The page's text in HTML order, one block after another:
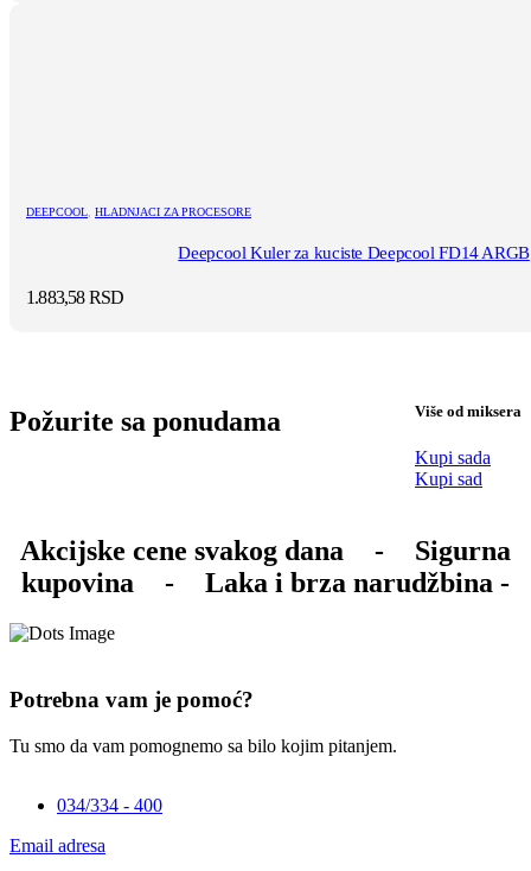
DEEPCOOL, HLADNJACI ZA PROCESORE
Deepcool Kuler za kuciste Deepcool FD14 ARGB
1.883,58RSD
Požurite sa ponudama Više od miksera
Kupi sada
Kupi sad
Akcijske cene svakog dana -
Sigurna
kupovina
- Laka i brza narudžbina -
Potrebna vam je pomoć?
Tu smo da vam pomognemo sa bilo kojim pitanjem.
034/334 - 400
Email adresa